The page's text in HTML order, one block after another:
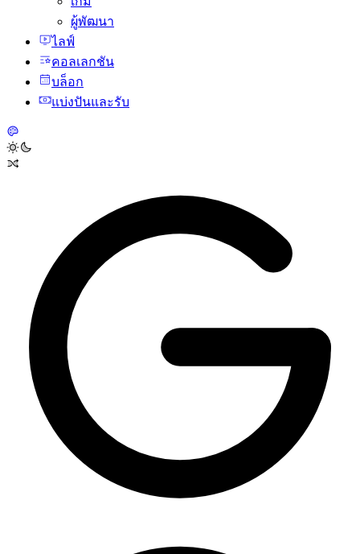
ผู้พัฒนา
ไลฟ์
คอลเลกชัน
บล็อก
แบ่งปันและรับ